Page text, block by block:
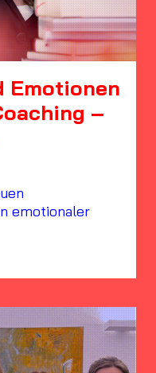
Emotionen
–
emotionaler